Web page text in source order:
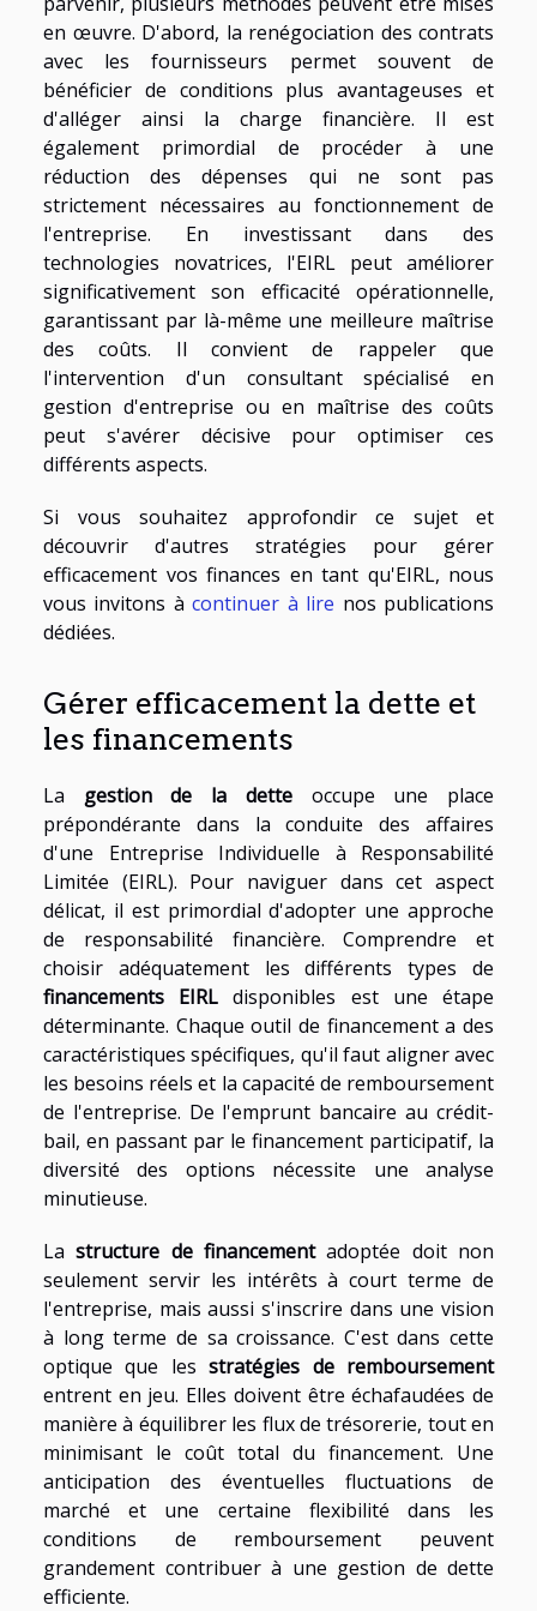
en œuvre. D'abord, la renégociation des contrats
avec les fournisseurs permet souvent de
bénéficier de conditions plus avantageuses et
d'alléger ainsi la charge financière. Il est
également primordial de procéder à une
réduction des dépenses qui ne sont pas
strictement nécessaires au fonctionnement de
l'entreprise. En investissant dans des
technologies novatrices, l'EIRL peut améliorer
significativement son efficacité opérationnelle,
garantissant par là-même une meilleure maîtrise
des coûts. Il convient de rappeler que
l'intervention d'un consultant spécialisé en
gestion d'entreprise ou en maîtrise des coûts
peut s'avérer décisive pour optimiser ces
différents aspects.
Si vous souhaitez approfondir ce sujet et
découvrir d'autres stratégies pour gérer
efficacement vos finances en tant qu'EIRL, nous
vous invitons àcontinuer à lire nos publications
dédiées.
Gérer efficacement la dette et
les financements
La gestion de la detteoccupe une place
prépondérante dans la conduite des affaires
d'une Entreprise Individuelle à Responsabilité
Limitée (EIRL). Pour naviguer dans cet aspect
délicat, il est primordial d'adopter une approche
de responsabilité financière. Comprendre et
choisir adéquatement les différents types de
financements EIRL disponibles est une étape
déterminante. Chaque outil de financement a des
caractéristiques spécifiques, qu'il faut aligner avec
les besoins réels et la capacité de remboursement
de l'entreprise. De l'emprunt bancaire au crédit-
bail, en passant par le financement participatif, la
diversité des options nécessite une analyse
minutieuse.
Lastructure de financementadoptée doit non
seulement servir les intérêts à court terme de
l'entreprise, mais aussi s'inscrire dans une vision
à long terme de sa croissance. C'est dans cette
optique que lesstratégies de remboursement
entrent en jeu. Elles doivent être échafaudées de
manière à équilibrer les flux de trésorerie, tout en
minimisant le coût total du financement. Une
anticipation des éventuelles fluctuations de
marché et une certaine flexibilité dans les
conditions de remboursement peuvent
grandement contribuer à une gestion de dette
efficiente.